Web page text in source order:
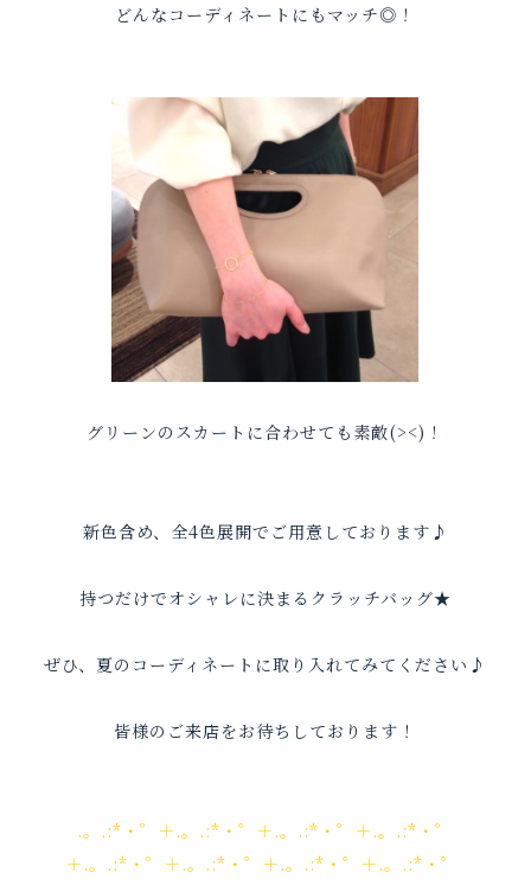
どんなコーディネートにもマッチ◎！
グリーンのスカートに合わせても素敵(><)！
新色含め、全4色展開でご用意しております♪
持つだけでオシャレに決まるクラッチバッグ★
ぜひ、夏のコーディネートに取り入れてみてください♪
皆様のご来店をお待ちしております！
.。.:*・゜＋.。.:*・゜＋.。.:*・゜＋.。.:*・゜
＋.。.:*・゜＋.。.:*・゜＋.。.:*・゜＋.。.:*・゜